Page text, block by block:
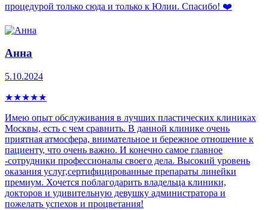
процедурой только сюда и только к Юлии. Спасибо! ❤️
Анна
5.10.2024
★★★★★
Имею опыт обслуживания в лучших пластических клиниках
Москвы, есть с чем сравнить. В данной клинике очень
приятная атмосфера, внимательное и бережное отношение к
пациенту, что очень важно. И конечно самое главное
-сотрудники профессионалы своего дела. Высокий уровень
оказания услуг,сертифицированные препараты линейки
премиум. Хочется поблагодарить владельца клиники,
докторов и удивительную девушку администратора и
пожелать успехов и процветания!